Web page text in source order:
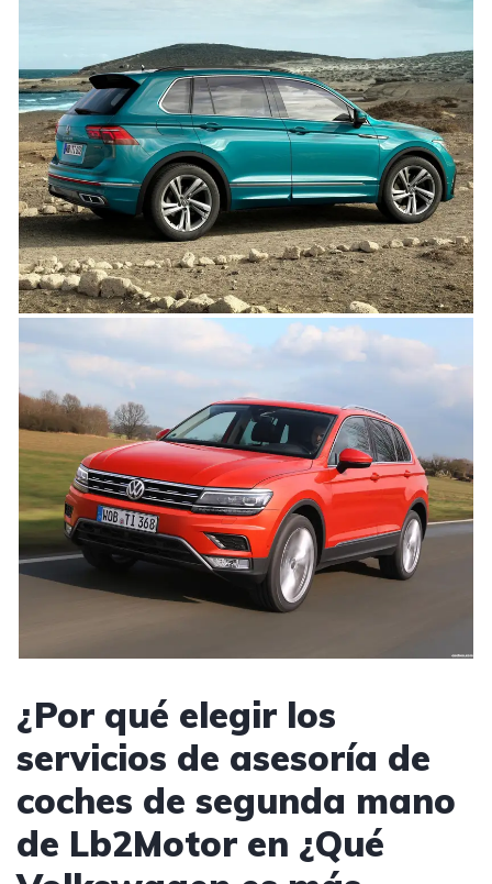
¿Por qué elegir los
servicios de asesoría de
coches de segunda mano
de Lb2Motor en ¿Qué